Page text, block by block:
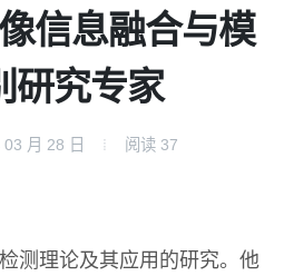
信息融合与模
研究专家
月 28 日 阅读 37
测理论及其应用的研究。他